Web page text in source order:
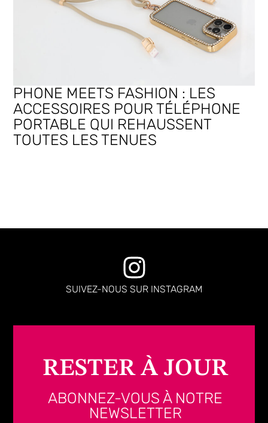
PHONE MEETS FASHION : LES
ACCESSOIRES POUR TÉLÉPHONE
PORTABLE QUI REHAUSSENT
TOUTES LES TENUES
SUIVEZ-NOUS SUR INSTAGRAM
RESTER À JOUR
ABONNEZ-VOUS À NOTRE
NEWSLETTER